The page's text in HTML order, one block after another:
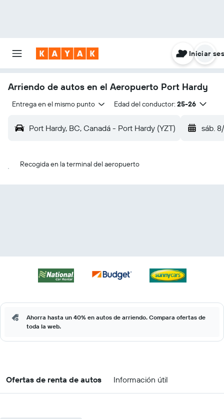
Iniciar
Arriendo de autos en el Aeropuerto Port Hardy
Entrega en el mismo punto Edad del conductor: 25-26
Port Hardy, BC, Canadá - Port Hardy (YZT) sáb.
Recogida en la terminal del aeropuerto
Ahorra hasta un 40% en autos de arriendo. Compara ofertas de
toda la web.
Ofertas de renta de autos Información útil